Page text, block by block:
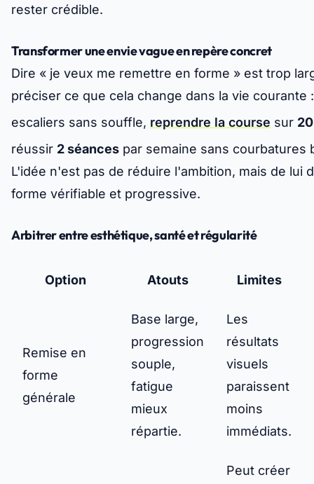
rester crédible.
Transformer une envie vague en repère concret
Dire « je veux me remettre en forme » est trop
préciser ce que cela change dans la vie courante
escaliers sans souffle, reprendre la course sur
réussir 2 séances par semaine sans courbatures
L'idée n'est pas de réduire l'ambition, mais de lui
forme vérifiable et progressive.
Arbitrer entre esthétique, santé et régularité
Option Atouts Limites
Remise en
forme
générale
Base large,
progression
souple,
fatigue
mieux
répartie.
Les
résultats
visuels
paraissent
moins
immédiats.
Peut créer